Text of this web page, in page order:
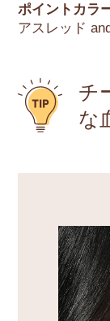
ポイントカラ
アスレッド
チ
な